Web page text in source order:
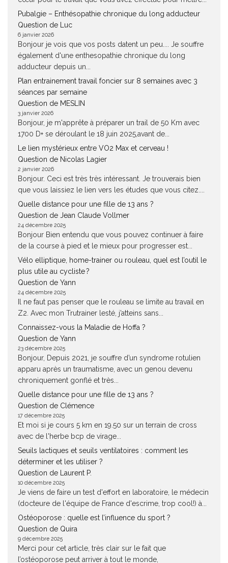
Pubalgie – Enthésopathie chronique du long adducteur
Question de Luc
6 janvier 2026
Bonjour je vois que vos posts datent un peu.... Je souffre
également d'une enthesopathie chronique du long
adducteur depuis un...
Plan entrainement travail foncier sur 8 semaines avec 3
séances par semaine
Question de MESLIN
3 janvier 2026
Bonjour, je m'apprête à préparer un trail de 50 Km avec
1700 D+ se déroulant le 18 juin 2025,avant de...
Le lien mystérieux entre VO2 Max et cerveau !
Question de Nicolas Lagier
2 janvier 2026
Bonjour. Ceci est très très intéressant. Je trouverais bien
que vous laissiez le lien vers les études que vous citez....
Quelle distance pour une fille de 13 ans ?
Question de Jean Claude Vollmer
24 décembre 2025
Bonjour Bien entendu que vous pouvez continuer à faire
de la course à pied et le mieux pour progresser est...
Vélo elliptique, home-trainer ou rouleau, quel est l’outil le
plus utile au cycliste ?
Question de Yann
24 décembre 2025
Il ne faut pas penser que le rouleau se limite au travail en
Z2. Avec mon Trutrainer lesté, j’atteins sans...
Connaissez-vous la Maladie de Hoffa ?
Question de Yann
23 décembre 2025
Bonjour, Depuis 2021, je souffre d’un syndrome rotulien
apparu après un traumatisme, avec un genou devenu
chroniquement gonflé et très...
Quelle distance pour une fille de 13 ans ?
Question de Clémence
17 décembre 2025
Et moi si je cours 5 km en 19.50 sur un terrain de cross
avec de l'herbe bcp de virage...
Seuils lactiques et seuils ventilatoires : comment les
déterminer et les utiliser ?
Question de Laurent P.
10 décembre 2025
Je viens de faire un test d'effort en laboratoire, le médecin
(docteure de l'équipe de France d'escrime, trop cool!) à...
Ostéoporose : quelle est l’influence du sport ?
Question de Quira
9 décembre 2025
Merci pour cet article, très clair sur le fait que
l’ostéoporose peut arriver à tout le monde,